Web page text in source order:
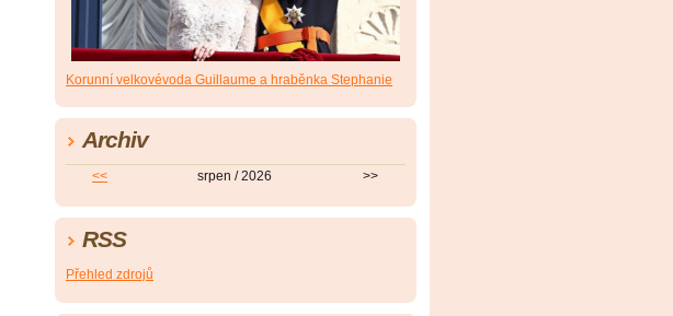
Korunní velkovévoda Guillaume a hraběnka Stephanie
Archiv
<< srpen / 2026 >>
RSS
Přehled zdrojů